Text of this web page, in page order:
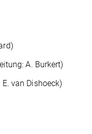
A. Burkert)
E. van Dishoeck)